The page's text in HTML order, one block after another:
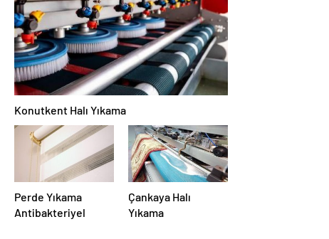
Konutkent Halı Yıkama
Perde Yıkama
Antibakteriyel
Çankaya Halı
Yıkama